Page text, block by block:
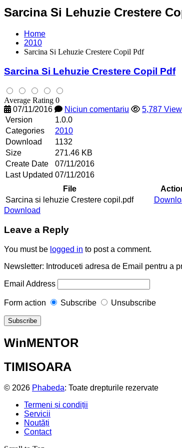
Sarcina Si Lehuzie Crestere
Home
2010
Sarcina Si Lehuzie Crestere Copil Pdf
Sarcina Si Lehuzie Crestere Copil Pdf
Average Rating 0
07/11/2016
Niciun comentariu 5,787
Version
1.0.0
Categories
2010
Download
1132
Size
271.46 KB
Create Date
07/11/2016
Last Updated 07/11/2016
File
Sarcina si lehuzie Crestere copil.pdf
Download
Leave a Reply
You must be logged in to post a comment.
Newsletter: Introduceti adresa de Email pentru a
Email Address
Form action Subscribe Unsubscribe
WinMENTOR
TIMISOARA
© 2026 Phabeda: Toate drepturile rezervate
Termeni și condiții
Servicii
Noutăți
Contact